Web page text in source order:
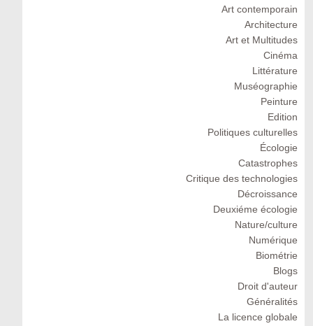
Art contemporain
Architecture
Art et Multitudes
Cinéma
Littérature
Muséographie
Peinture
Edition
Politiques culturelles
Écologie
Catastrophes
Critique des technologies
Décroissance
Deuxiéme écologie
Nature/culture
Numérique
Biométrie
Blogs
Droit d'auteur
Généralités
La licence globale